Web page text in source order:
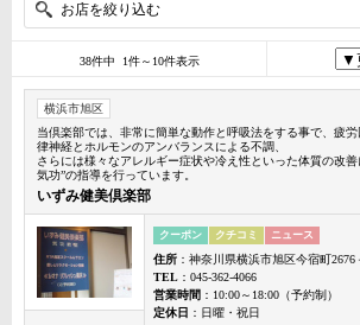
お店を絞り込む
38件中 1件～10件表示
横浜市旭区
当倶楽部では、非常に簡単な動作と呼吸法をする事で、疲
律神経とホルモンのアンバランスによる不調、
さらには様々なアレルギー症状や冷え性といった体質の改
気功”の指導を行っています。
いずみ健美倶楽部
クーポン クチコミ ニュース
住所 ：神奈川県横浜市旭区今宿町2676
TEL ：045-362-4066
営業時間 ：10:00～18:00（予約制）
定休日 ：日曜・祝日